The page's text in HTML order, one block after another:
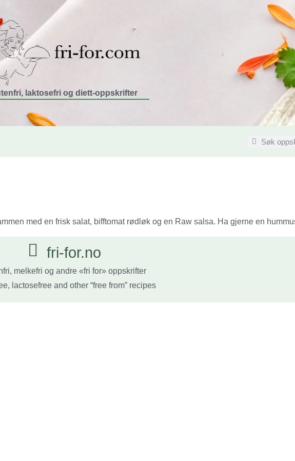
laktosefri og diett-oppskrifter
med en frisk salat, bifftomat rødløk og en Raw salsa. Ha gjerne en
fri-for.no
melkefri og andre «fri for» oppskrifter
lactosefree and other “free from” recipes